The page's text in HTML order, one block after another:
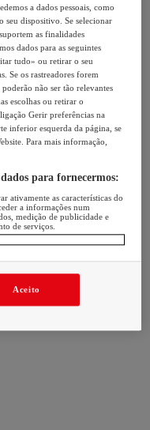
a dados pessoais, como
seu dispositivo. Se selecionar
as finalidades
dados para as seguintes
tudo» ou retirar o seu
Se os rastreadores forem
não ser tão relevantes
escolhas ou retirar o
Gerir preferências na
inferior esquerda da página, se
Para mais informação,
para fornecermos:
ativamente as características do
a informações num
medição de publicidade e
de serviços.
Aceito